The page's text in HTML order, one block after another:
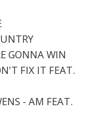
GONNA WIN
FIX IT FEAT.
- AM FEAT.